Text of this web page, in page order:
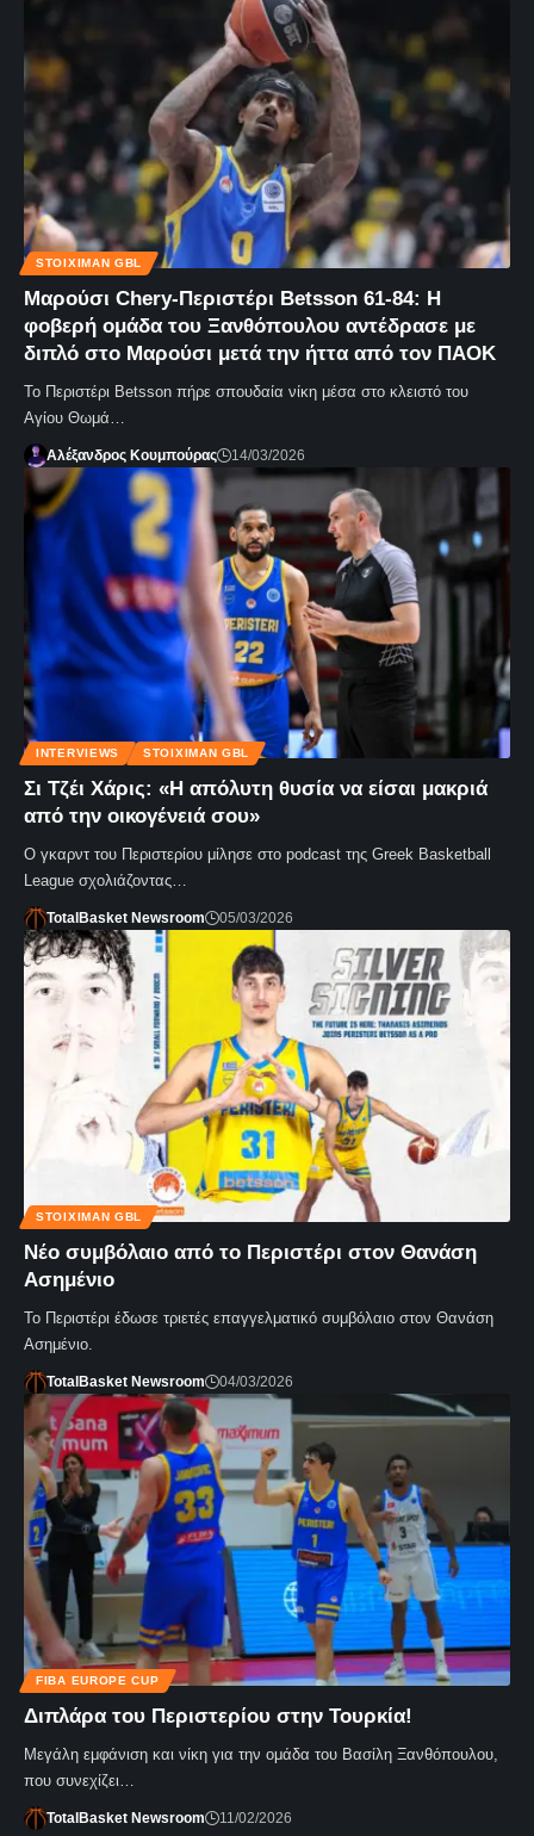
STOIXIMAN GBL
Μαρούσι Chery-Περιστέρι Betsson 61-84: Η
φοβερή ομάδα του Ξανθόπουλου αντέδρασε με
διπλό στο Μαρούσι μετά την ήττα από τον ΠΑΟΚ
Το Περιστέρι Betsson πήρε σπουδαία νίκη μέσα στο κλειστό του
Αγίου Θωμά…
Αλέξανδρος Κουμπούρας 14/03/2026
INTERVIEWS STOIXIMAN GBL
Σι Τζέι Χάρις: «Η απόλυτη θυσία να είσαι μακριά
από την οικογένειά σου»
Ο γκαρντ του Περιστερίου μίλησε στο podcast της Greek Basketball
League σχολιάζοντας…
TotalBasket Newsroom 05/03/2026
STOIXIMAN GBL
Νέο συμβόλαιο από το Περιστέρι στον Θανάση
Ασημένιο
Το Περιστέρι έδωσε τριετές επαγγελματικό συμβόλαιο στον Θανάση
Ασημένιο.
TotalBasket Newsroom 04/03/2026
FIBA EUROPE CUP
Διπλάρα του Περιστερίου στην Τουρκία!
Μεγάλη εμφάνιση και νίκη για την ομάδα του Βασίλη Ξανθόπουλου,
που συνεχίζει…
TotalBasket Newsroom 11/02/2026